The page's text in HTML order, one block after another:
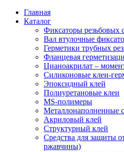
Главная
Каталог
Фиксаторы резьбовых
Вал втулочные
Герметики трубных
Фланцевая
Цианоакрилат –
Силиконовые клеи-
Эпоксидный клей
Полиуретановые клеи
MS-полимеры
Металлонаполненные
Акриловый клей
Структурный клей
Средства для защиты
ржавчины)